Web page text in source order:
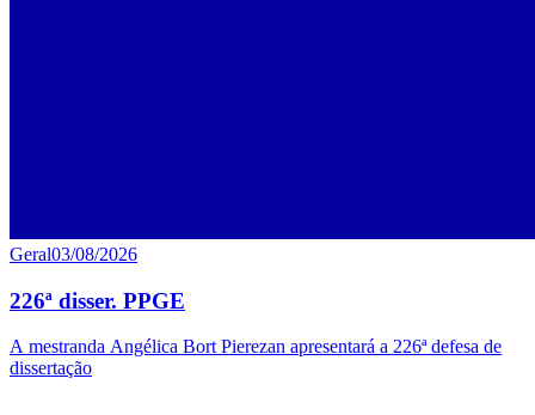
Geral03/08/2026
226ª disser. PPGE
A mestranda Angélica Bort Pierezan apresentará a 226ª defesa de
dissertação